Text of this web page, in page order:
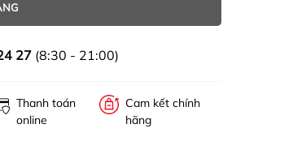
27(8:30 - 21:00)
Thanh toán
online
Cam kết chính
hãng